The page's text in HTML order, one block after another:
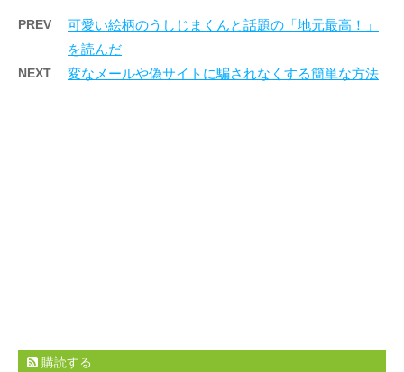
PREV
可愛い絵柄のうしじまくんと話題の「地元最高！」
を読んだ
NEXT 変なメールや偽サイトに騙されなくする簡単な方法
購読する